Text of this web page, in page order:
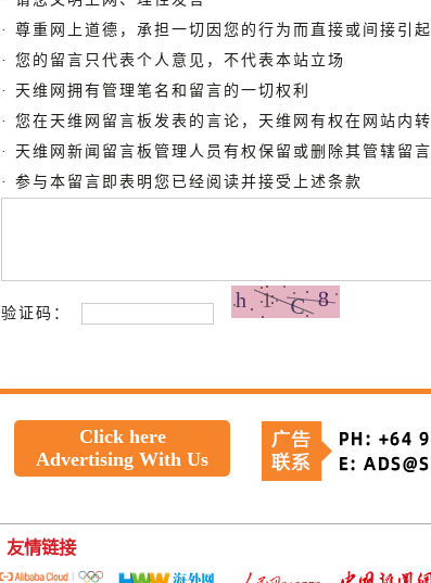
· 尊重网上道德，承担一切因您的行为而直接或间接引
· 您的留言只代表个人意见，不代表本站立场
· 天维网拥有管理笔名和留言的一切权利
· 您在天维网留言板发表的言论，天维网有权在网站内
· 天维网新闻留言板管理人员有权保留或删除其管辖留
· 参与本留言即表明您已经阅读并接受上述条款
验证码：
Click here
Advertising With Us
友情链接